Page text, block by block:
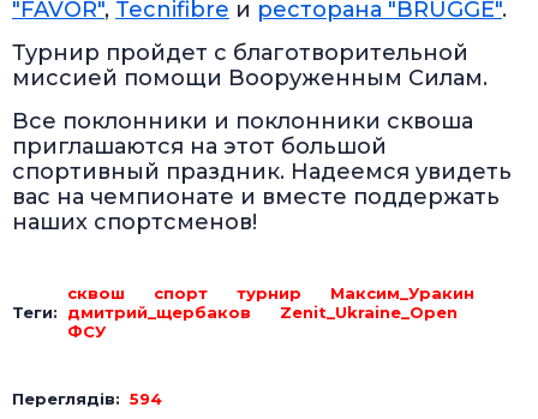
"FAVOR", Tecnifibre и ресторана "BRUGGE".
Турнир пройдет с благотворительной
миссией помощи Вооруженным Силам.
Все поклонники и поклонники сквоша
приглашаются на этот большой
спортивный праздник. Надеемся увидеть
вас на чемпионате и вместе поддержать
наших спортсменов!
Теги:
сквош спорт турнир
Максим_Уракин
дмитрий_щербаков
Zenit_Ukraine_Open
ФСУ
Переглядів: 594